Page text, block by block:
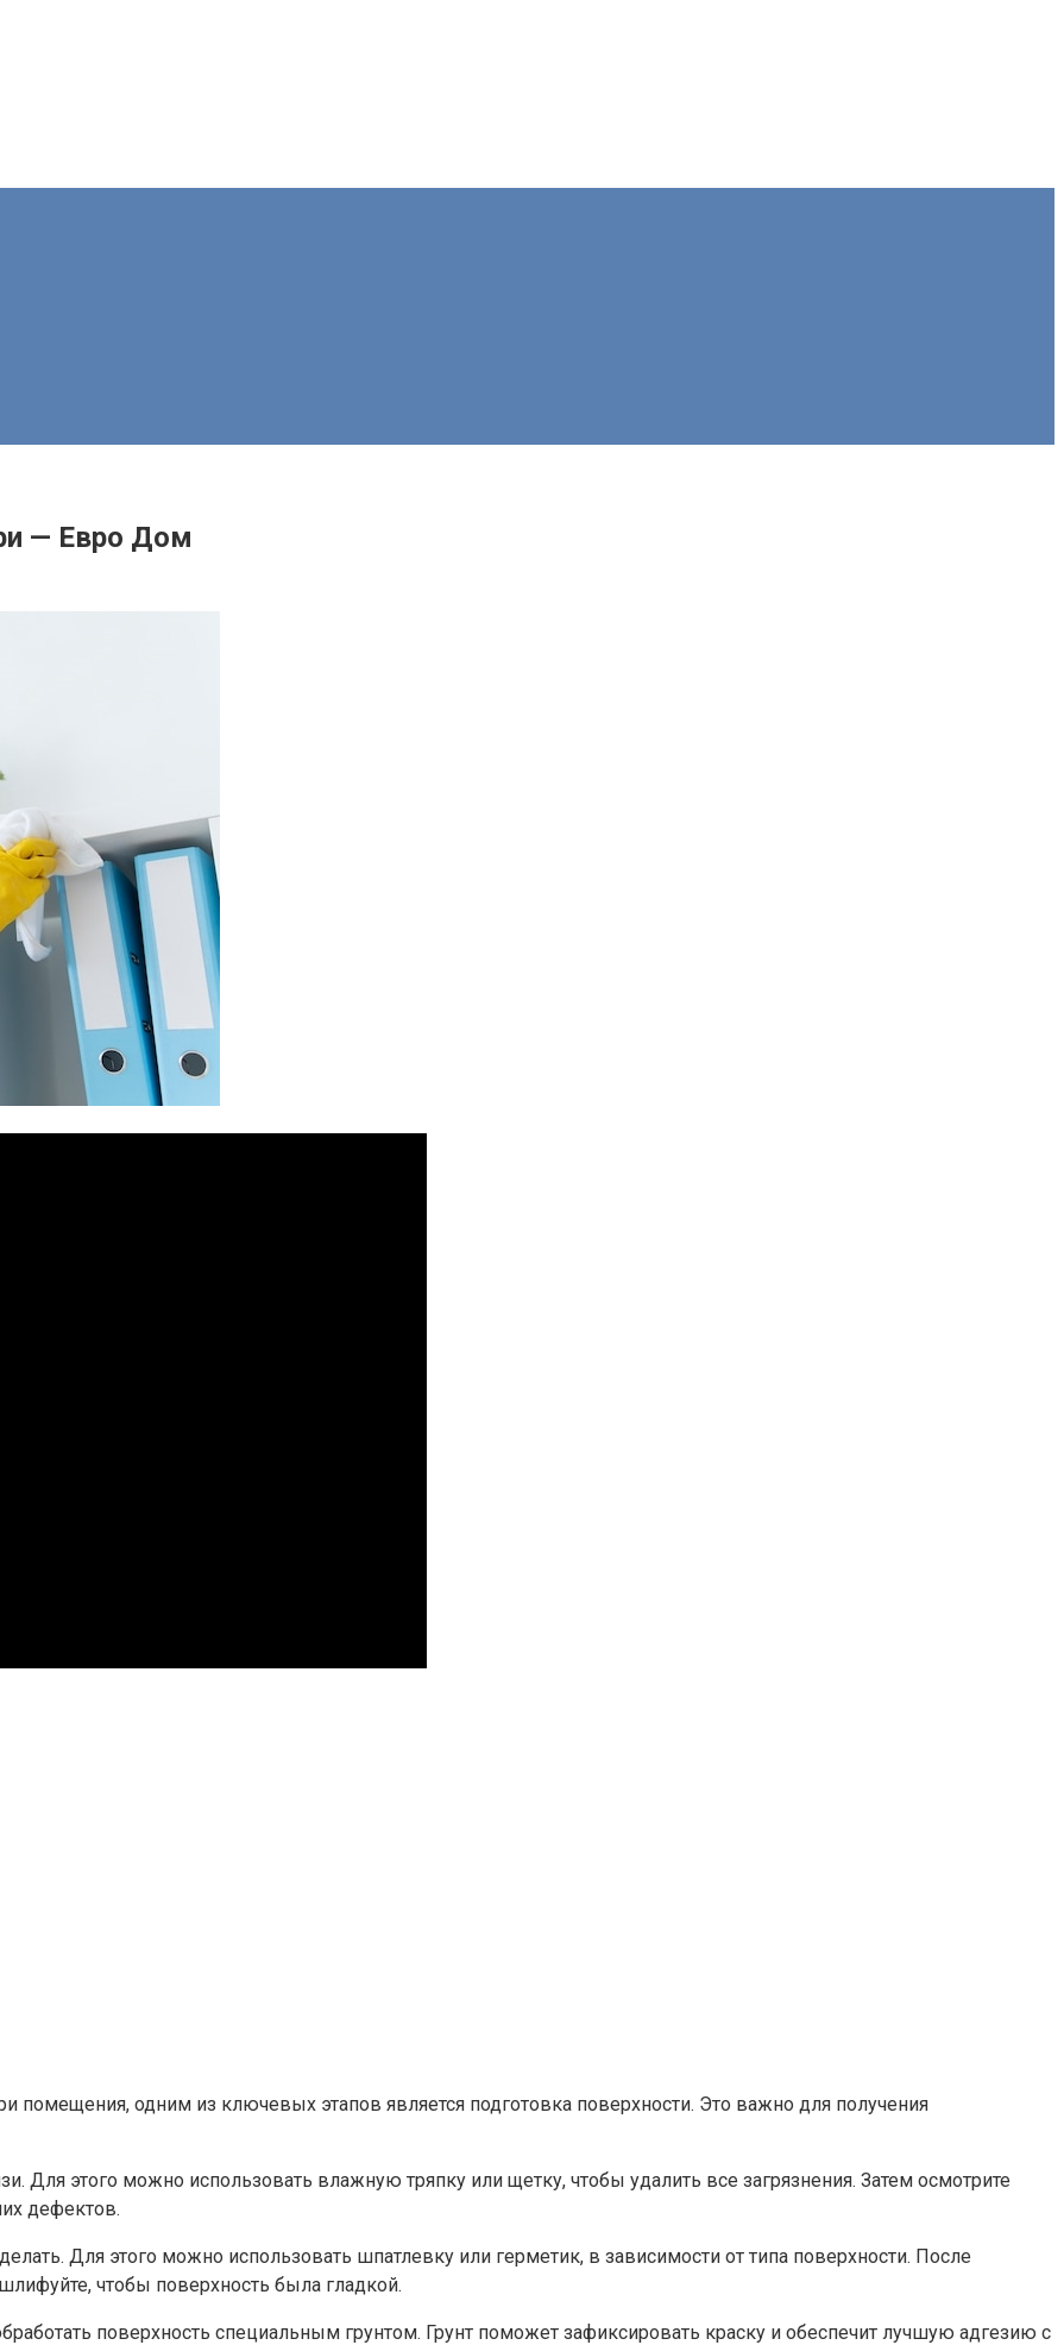
— Евро Дом
помещения, одним из ключевых этапов является подготовка поверхности.​ Это важно для получения
Для этого можно использовать влажную тряпку или щетку, чтобы удалить все загрязнения.​ Затем осмотрите
дефектов.​
Для этого можно использовать шпатлевку или герметик, в зависимости от типа поверхности.​ После
чтобы поверхность была гладкой.​
поверхность специальным грунтом. Грунт поможет зафиксировать краску и обеспечит лучшую адгезию с